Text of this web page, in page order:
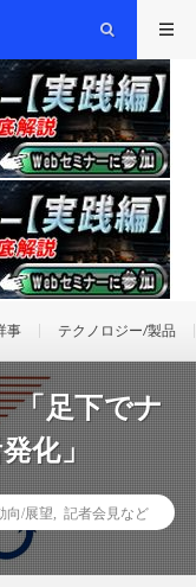
事 テクノロジー/製品
「足下でナ
化」
向/展望 記者会見など